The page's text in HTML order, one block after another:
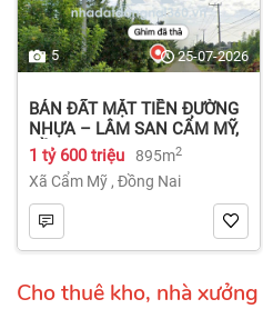
5 25-07-2026
BÁN ĐẤT MẶT TIỀN ĐƯỜNG
NHỰA – LÂM SAN CẨM MỸ,
ĐỒNG NAI.
1 tỷ 600 triệu 895m2
Xã Cẩm Mỹ , Đồng Nai
Cho thuê kho, nhà